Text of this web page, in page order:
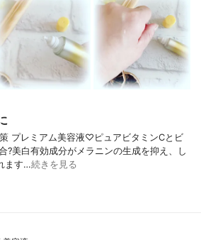
プレミアム美容液♡ピュアビタミンCとビ
?美白有効成分がメラニンの生成を抑え、し
ます…続きを見る